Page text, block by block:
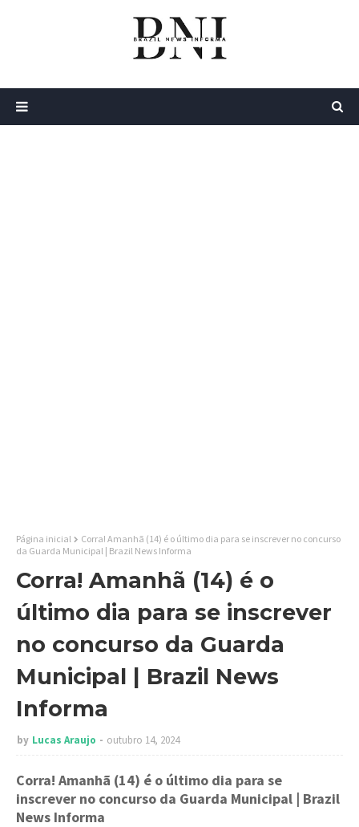
Página inicial
Corra! Amanhã (14) é o último dia para se inscrever no concurso
da Guarda Municipal | Brazil News Informa
Corra! Amanhã (14) é o
último dia para se inscrever
no concurso da Guarda
Municipal | Brazil News
Informa
by Lucas Araujo outubro 14, 2024
Corra! Amanhã (14) é o último dia para se
inscrever no concurso da Guarda Municipal | Brazil
News Informa